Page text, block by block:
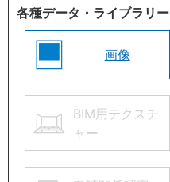
各種データ・ライブラリー
画像
BIM用テクスチ
ャー